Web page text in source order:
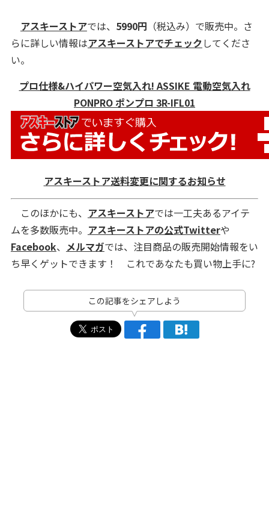
アスキーストアでは、 5990円 （税込み）で販売中。さ
らに詳しい情報はアスキーストアでチェックしてくださ
い。
プロ仕様&ハイパワー空気入れ! ASSIKE 電動空気入れ
PONPRO ポンプロ 3R-IFL01
アスキーストア送料変更に関するお知らせ
このほかにも、 アスキーストアでは一工夫あるアイテ
ムを多数販売中。 アスキーストアの公式Twitterや
Facebook、 メルマガでは、注目商品の販売開始情報をい
ち早くゲットできます！ これであなたも買い物上手に?
この記事をシェアしよう